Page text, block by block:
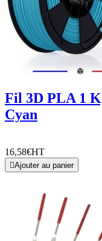
Fil 3D PLA 1
Cyan
16,58€HT
Ajouter au panier